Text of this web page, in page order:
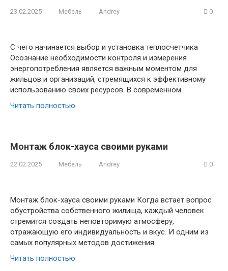
23.02.2025 Мебель Andrey 0
С чего начинается выбор и установка теплосчетчика
Осознание необходимости контроля и измерения
энергопотребления является важным моментом для
жильцов и организаций, стремящихся к эффективному
использованию своих ресурсов. В современном
Читать полностью
Монтаж блок-хауса своими руками
22.02.2025 Мебель Andrey 0
Монтаж блок-хауса своими руками Когда встает вопрос
обустройства собственного жилища, каждый человек
стремится создать неповторимую атмосферу,
отражающую его индивидуальность и вкус. И одним из
самых популярных методов достижения
Читать полностью